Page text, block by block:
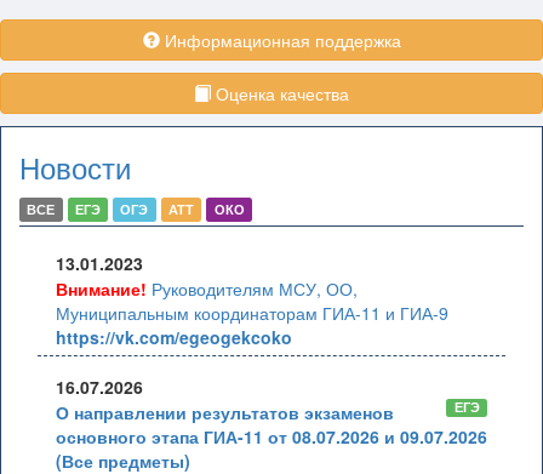
Информационная поддержка
Оценка качества
Новости
ВСЕ ЕГЭ ОГЭ АТТ ОКО
13.01.2023
Внимание! Руководителям МСУ, ОО,
Муниципальным координаторам ГИА-11 и ГИА-9
https://vk.com/egeogekcoko
16.07.2026
ЕГЭ
О направлении результатов экзаменов
основного этапа ГИА-11 от 08.07.2026 и 09.07.2026
(Все предметы)